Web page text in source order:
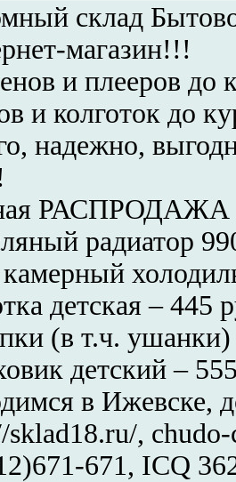
склад
магазин!!!
и плееров до
и колготок до
надежно,
РАСПРОДАЖА
радиатор
детская – 445
(в т.ч. ушанки)
детский –
в Ижевске,
, chudo-
671, ICQ